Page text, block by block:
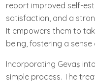
report improved self-
satisfaction, and a
It empowers them to
being, fostering a
Incorporating Gevaş
simple process. The